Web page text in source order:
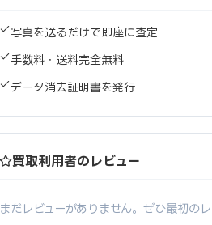
写真を送るだけで即座に査定
手数料・送料完全無料
データ消去証明書を発行
買取利用者のレビュー
まだレビューがありません。ぜひ最初の